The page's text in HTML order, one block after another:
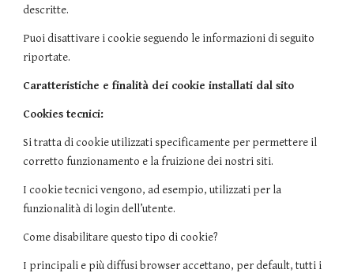
descritte.
Puoi disattivare i cookie seguendo le informazioni di seguito
riportate.
Caratteristiche e finalità dei cookie installati dal sito
Cookies tecnici:
Si tratta di cookie utilizzati specificamente per permettere il
corretto funzionamento e la fruizione dei nostri siti.
I cookie tecnici vengono, ad esempio, utilizzati per la
funzionalità di login dell’utente.
Come disabilitare questo tipo di cookie?
I principali e più diffusi browser accettano, per default, tutti i